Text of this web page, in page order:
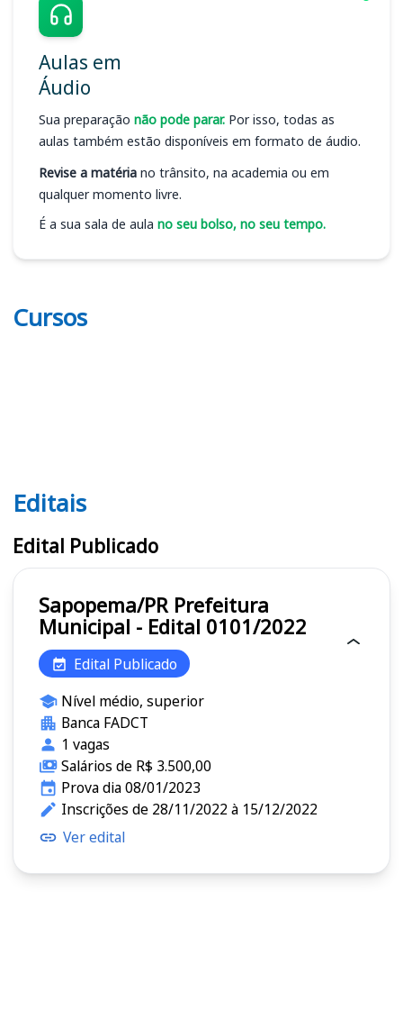
Aulas em
Áudio
Sua preparação não pode parar. Por isso, todas as
aulas também estão disponíveis em formato de áudio.
Revise a matéria no trânsito, na academia ou em
qualquer momento livre.
É a sua sala de aula no seu bolso, no seu tempo.
Cursos
Editais
Editais
Edital Publicado
Sapopema/PR Prefeitura
Municipal - Edital 0101/2022
Edital Publicado
Nível médio, superior
Banca FADCT
1 vagas
Salários de R$ 3.500,00
Prova dia 08/01/2023
Inscrições de 28/11/2022 à 15/12/2022
Ver edital